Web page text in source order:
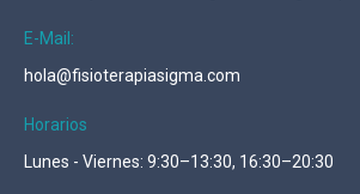
E-Mail:
hola@fisioterapiasigma.com
Horarios
Lunes - Viernes: 9:30–13:30, 16:30–20:30